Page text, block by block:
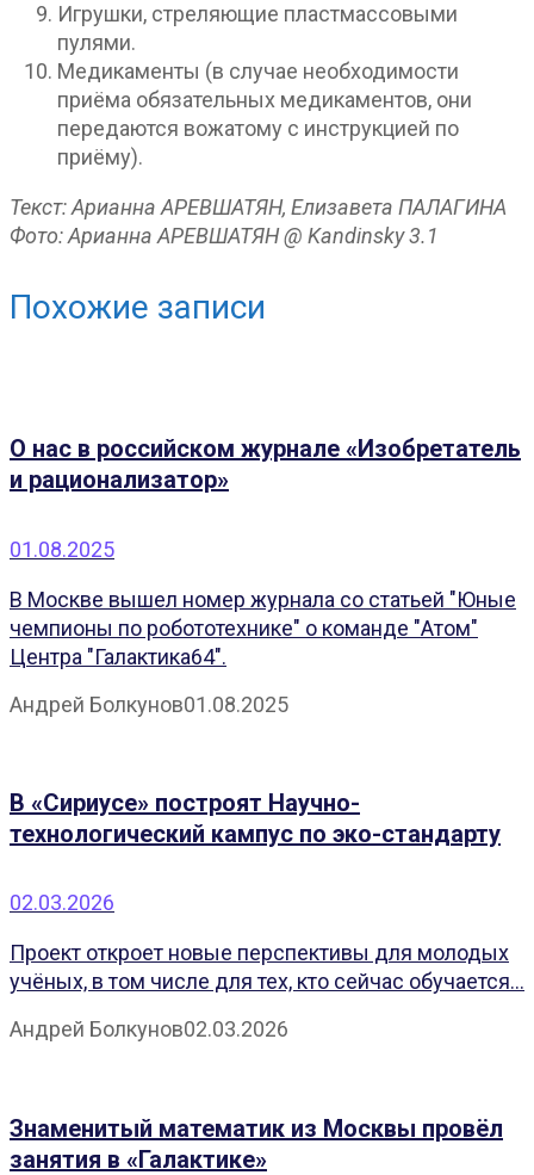
Игрушки, стреляющие пластмассовыми
пулями.
Медикаменты (в случае необходимости
приёма обязательных медикаментов, они
передаются вожатому с инструкцией по
приёму).
Текст: Арианна АРЕВШАТЯН, Елизавета ПАЛАГИНА
Фото: Арианна АРЕВШАТЯН @ Kandinsky 3.1
Похожие записи
О нас в российском журнале «Изобретатель
и рационализатор»
01.08.2025
В Москве вышел номер журнала со статьей "Юные
чемпионы по робототехнике" о команде "Атом"
Центра "Галактика64".
Андрей Болкунов01.08.2025
В «Сириусе» построят Научно-
технологический кампус по эко-стандарту
02.03.2026
Проект откроет новые перспективы для молодых
учёных, в том числе для тех, кто сейчас обучается...
Андрей Болкунов02.03.2026
Знаменитый математик из Москвы провёл
занятия в «Галактике»